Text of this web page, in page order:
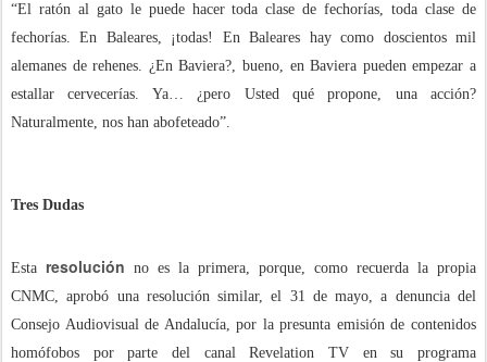
“El ratón al gato le puede hacer toda clase de fechorías, toda clase de
fechorías. En Baleares, ¡todas! En Baleares hay como doscientos mil
alemanes de rehenes. ¿En Baviera?, bueno, en Baviera pueden empezar a
estallar cervecerías. Ya… ¿pero Usted qué propone, una acción?
Naturalmente, nos han abofeteado”.
Tres Dudas
Esta resolución no es la primera, porque, como recuerda la propia
CNMC, aprobó una resolución similar, el 31 de mayo, a denuncia del
Consejo Audiovisual de Andalucía, por la presunta emisión de contenidos
homófobos por parte del canal Revelation TV en su programa